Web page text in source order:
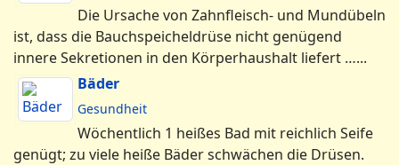
Die Ursache von Zahnfleisch- und Mundübeln
ist, dass die Bauchspeicheldrüse nicht genügend
innere Sekretionen in den Körperhaushalt liefert …...
Bäder
Gesundheit
Wöchentlich 1 heißes Bad mit reichlich Seife
genügt; zu viele heiße Bäder schwächen die Drüsen.